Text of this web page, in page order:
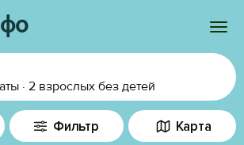
· 2 взрослых без детей
Фильтр Карта